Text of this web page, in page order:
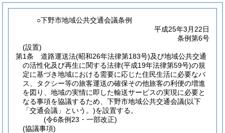
○下野市地域公共交通会議条例
平成25年3月22日
条例第6号
(設置)
第1条
道路運送法(昭和26年法律第183号)及び地域公共交通
の活性化及び再生に関する法律(平成19年法律第59号)の規
定に基づき地域における需要に応じた住民生活に必要なバ
ス、タクシー等の旅客運送の確保その他旅客の利便の増進
を図り、地域の実情に即した輸送サービスの実現に必要と
なる事項を協議するため、下野市地域公共交通会議(以下
「交通会議」という。)を設置する。
(令6条例23・一部改正)
(協議事項)